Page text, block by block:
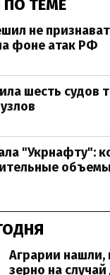
ТЕМЕ
не
фоне атак РФ
шесть судов
"Укрнафту":
Аграрии нашли,
зерно на